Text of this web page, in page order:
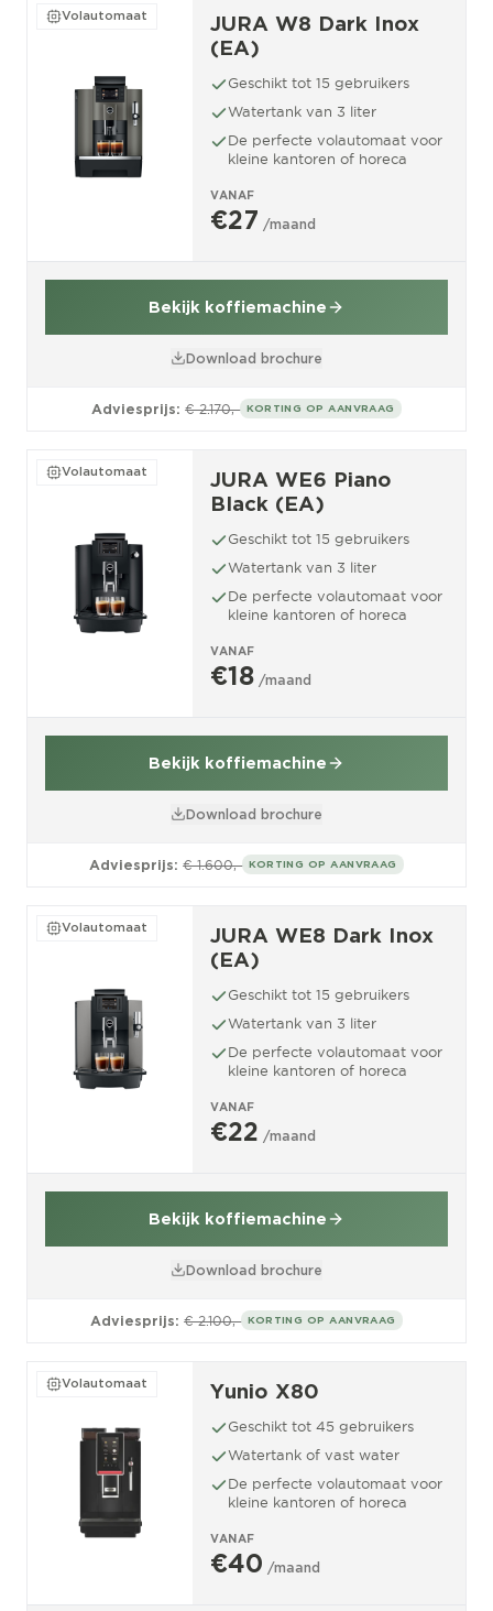
Volautomaat
JURA W8 Dark Inox
(EA)
Geschikt tot 15 gebruikers
Watertank van 3 liter
De perfecte volautomaat voor
kleine kantoren of horeca
VANAF
€27 /maand
Bekijk koffiemachine
Download brochure
Adviesprijs: € 2.170,- KORTING OP AANVRAAG
Volautomaat
JURA WE6 Piano
Black (EA)
Geschikt tot 15 gebruikers
Watertank van 3 liter
De perfecte volautomaat voor
kleine kantoren of horeca
VANAF
€18 /maand
Bekijk koffiemachine
Download brochure
Adviesprijs: € 1.600,- KORTING OP AANVRAAG
Volautomaat
JURA WE8 Dark Inox
(EA)
Geschikt tot 15 gebruikers
Watertank van 3 liter
De perfecte volautomaat voor
kleine kantoren of horeca
VANAF
€22 /maand
Bekijk koffiemachine
Download brochure
Adviesprijs: € 2.100,- KORTING OP AANVRAAG
Volautomaat Yunio X80
Geschikt tot 45 gebruikers
Watertank of vast water
De perfecte volautomaat voor
kleine kantoren of horeca
VANAF
€40 /maand